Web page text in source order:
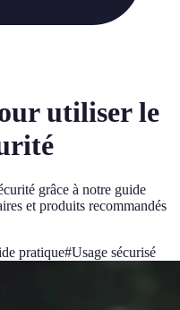
utiliser le
grâce à notre guide
et produits recommandés
pratique#Usage sécurisé